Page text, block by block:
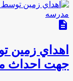
description
اهداي زمین
جهت احداث